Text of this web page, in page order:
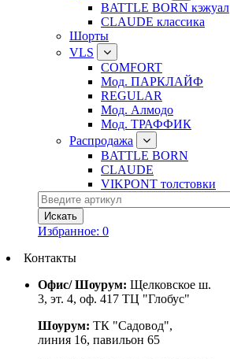
BATTLE BORN кэжуал
CLAUDE классика
Шорты
VLS
COMFORT
Мод. ПАРКЛАЙФ
REGULAR
Мод. Алмодо
Мод. ТРАФФИК
Распродажа
BATTLE BORN
CLAUDE
VIKPONT толстовки
Избранное: 0
Контакты
Офис/ Шоурум: Щелковское ш.
3, эт. 4, оф. 417 ТЦ "Глобус"
Шоурум: ТК "Садовод",
линия 16, павильон 65